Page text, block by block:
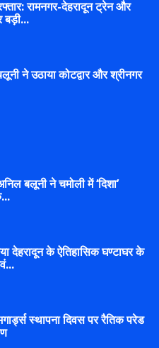
रामनगर-देहरादून ट्रेन और
बड़ी...
ने उठाया कोटद्वार और श्रीनगर
बलूनी ने चमोली में ‘दिशा’
देहरादून के ऐतिहासिक घण्टाघर के
स्थापना दिवस पर रैतिक परेड